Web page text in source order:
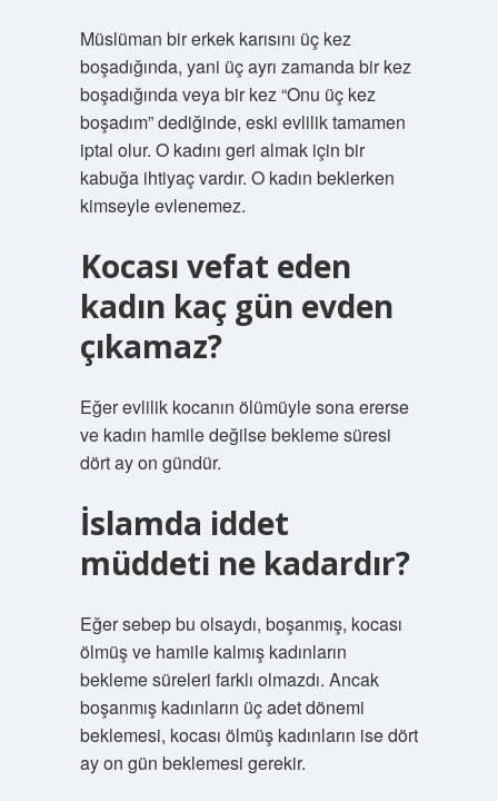
Müslüman bir erkek karısını üç kez
boşadığında, yani üç ayrı zamanda bir kez
boşadığında veya bir kez “Onu üç kez
boşadım” dediğinde, eski evlilik tamamen
iptal olur. O kadını geri almak için bir
kabuğa ihtiyaç vardır. O kadın beklerken
kimseyle evlenemez.
Kocası vefat eden
kadın kaç gün evden
çıkamaz?
Eğer evlilik kocanın ölümüyle sona ererse
ve kadın hamile değilse bekleme süresi
dört ay on gündür.
İslamda iddet
müddeti ne kadardır?
Eğer sebep bu olsaydı, boşanmış, kocası
ölmüş ve hamile kalmış kadınların
bekleme süreleri farklı olmazdı. Ancak
boşanmış kadınların üç adet dönemi
beklemesi, kocası ölmüş kadınların ise dört
ay on gün beklemesi gerekir.